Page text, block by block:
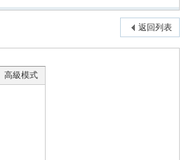
返回列表
高級模式